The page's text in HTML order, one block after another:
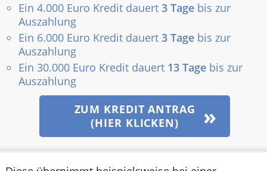
Ein 4.000 Euro Kredit dauert3 Tage bis zur
Auszahlung
Ein 6.000 Euro Kredit dauert3 Tage bis zur
Auszahlung
Ein 30.000 Euro Kredit dauert 13 Tage bis zur
Auszahlung
ZUM KREDIT ANTRAG
(HIER KLICKEN)